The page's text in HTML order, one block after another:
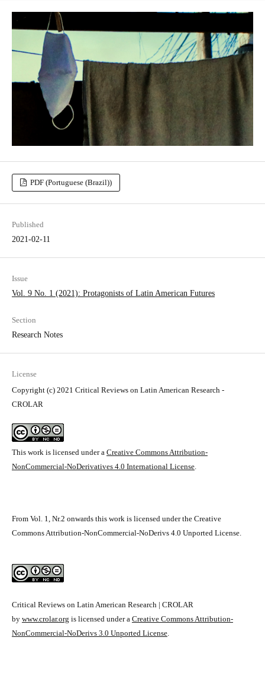
PDF (Portuguese (Brazil))
Published
2021-02-11
Issue
Vol. 9 No. 1 (2021): Protagonists of Latin American Futures
Section
Research Notes
License
Copyright (c) 2021 Critical Reviews on Latin American Research -
CROLAR
This work is licensed under a Creative Commons Attribution-
NonCommercial-NoDerivatives 4.0 International License.
From Vol. 1, Nr.2 onwards this work is licensed under the Creative
Commons Attribution-NonCommercial-NoDerivs 4.0 Unported License.
Critical Reviews on Latin American Research | CROLAR
by www.crolar.org is licensed under a Creative Commons Attribution-
NonCommercial-NoDerivs 3.0 Unported License.